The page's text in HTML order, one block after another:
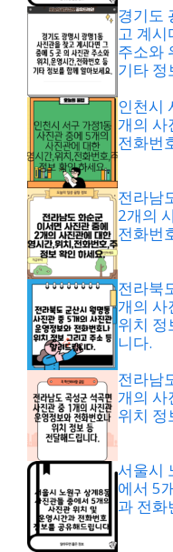
경기도
고 계시
주소와
기타 정
인천시
개의 사
전화번
전라남
2개의
전화번
전라북
개의 사
위치 정
니다.
전라남
개의 사
위치 정
서울시
에서 5
과 전화